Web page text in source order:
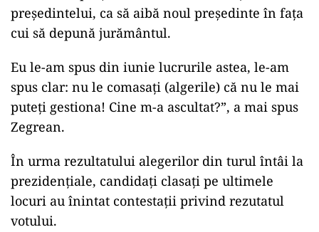
alea, dar asta nu ține alegerile în loc. Uitați-vă
ce scrie în lege: fapte grave, care să fi deturnat
faptele grave: să nu le fi dat suficiente buletine
de vot și oamenii să nu fi putut vota, asta era
grav, ca de exemplu”, a explicat Augustin
Zegrean, pentru Stiripesurse.ro.
Noul Parlament trebuie să se întrunească, să se
valideze, să se constituie Senatul și după 21
decembrie președintele Senatului să țină locul
președintelui, ca să aibă noul președinte în fața